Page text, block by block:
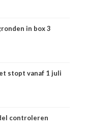
in box 3
stopt vanaf 1 juli
controleren